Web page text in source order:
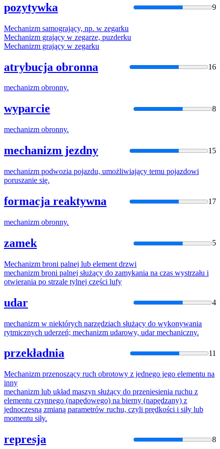
pozytywka 9
Mechanizm samogrający, np. w zegarku
Mechanizm grający w zegarze, puzderku
Mechanizm grający w zegarku
atrybucja obronna 16
mechanizm obronny.
wyparcie 8
mechanizm obronny.
mechanizm jezdny 15
mechanizm podwozia pojazdu, umożliwiający temu pojazdowi
poruszanie się.
formacja reaktywna 17
mechanizm obronny.
zamek 5
Mechanizm broni palnej lub element drzwi
mechanizm broni palnej służący do zamykania na czas wystrzału i
otwierania po strzale tylnej części lufy
udar 4
mechanizm w niektórych narzędziach służący do wykonywania
rytmicznych uderzeń; mechanizm udarowy, udarmechaniczny.
przekładnia 11
Mechanizm przenoszący ruch obrotowy z jednego jego elementu na
inny
mechanizm lub układ maszyn służący do przeniesienia ruchu z
elementu czynnego (napędowego) na bierny (napędzany) z
jednoczesną zmianą parametrów ruchu, czyli prędkości i siły lub
momentu siły.
represja 8